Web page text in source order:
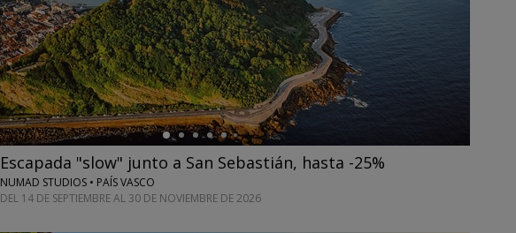
→
Escapada "slow" junto a San Sebastián, hasta -25%
NUMAD STUDIOS • PAÍS VASCO
DEL 14 DE SEPTIEMBRE AL 30 DE NOVIEMBRE DE 2026